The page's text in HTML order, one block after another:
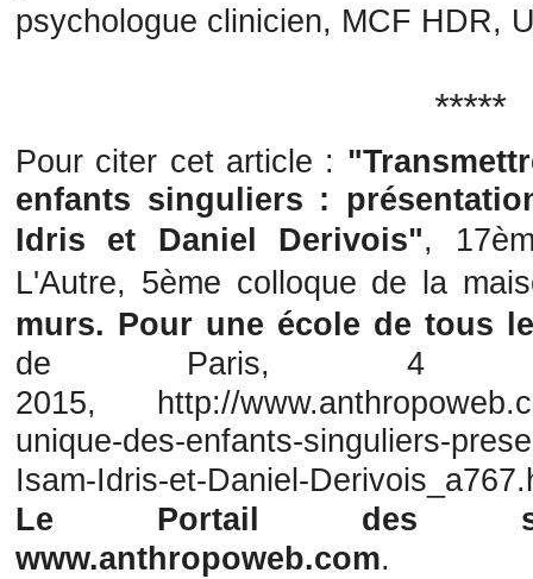
psychologue clinicien, MCF HDR,
*****
Pour citer cet article : "
enfants singuliers :
Idris et Daniel Derivois",
L'Autre, 5ème colloque de la
murs. Pour une école de tous
de Paris,
2015, http://
unique-des-enfants-singuliers-
Isam-Idris-et-Daniel-
Le Portail des
www.anthropoweb.com.